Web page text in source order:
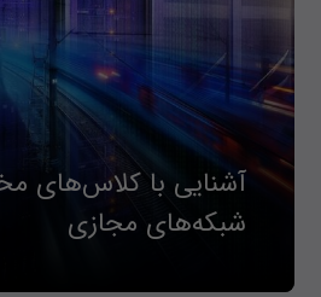
آشنایی با کلاس‌های
شبکه‌های مجازی